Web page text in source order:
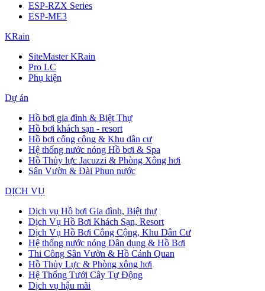
ESP-RZX Series
ESP-ME3
KRain
SiteMaster KRain
Pro LC
Phụ kiện
Dự án
Hồ bơi gia đình & Biệt Thự
Hồ bơi khách sạn - resort
Hồ bơi công cộng & Khu dân cư
Hệ thống nước nóng Hồ bơi & Spa
Hồ Thủy lực Jacuzzi & Phòng Xông hơi
Sân Vườn & Đài Phun nước
DỊCH VỤ
Dịch vụ Hồ bơi Gia đình, Biệt thự
Dịch Vụ Hồ Bơi Khách Sạn, Resort
Dịch Vụ Hồ Bơi Công Cộng, Khu Dân Cư
Hệ thống nước nóng Dân dụng & Hồ Bơi
Thi Công Sân Vườn & Hồ Cảnh Quan
Hồ Thủy Lực & Phòng xông hơi
Hệ Thống Tưới Cây Tự Động
Dịch vụ hậu mãi